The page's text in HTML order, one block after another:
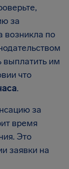
за
возникла по
выплатить им
что
.
за
время
Это
заявки на